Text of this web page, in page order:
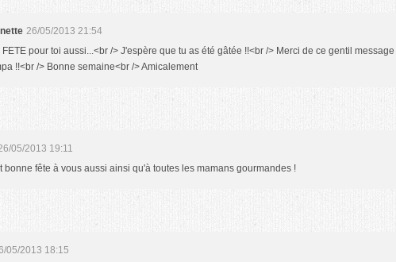
26/05/2013 21:54
FETE pour toi aussi...<br /> J'espère que tu as été gâtée !!<br /> Merci de ce gentil message
!!<br /> Bonne semaine<br /> Amicalement
05/2013 19:11
bonne fête à vous aussi ainsi qu'à toutes les mamans gourmandes !
05/2013 18:15